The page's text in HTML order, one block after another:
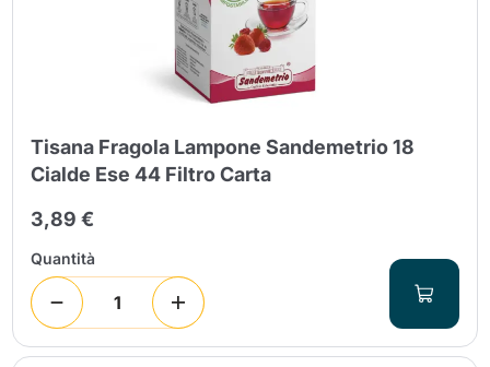
Tisana Fragola Lampone Sandemetrio 18
Cialde Ese 44 Filtro Carta
3,89 €
Quantità